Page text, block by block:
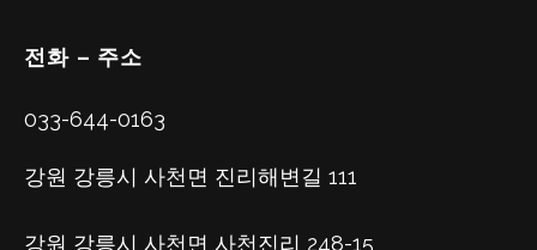
전화 – 주소
033-644-0163
강원 강릉시 사천면 진리해변길 111
강원 강릉시 사천면 사천진리 248-15